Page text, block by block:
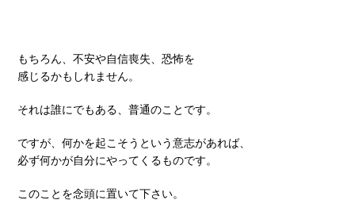
もちろん、不安や自信喪失、恐怖を
感じるかもしれません。
それは誰にでもある、普通のことです。
ですが、何かを起こそうという意志があれば、
必ず何かが自分にやってくるものです。
このことを念頭に置いて下さい。